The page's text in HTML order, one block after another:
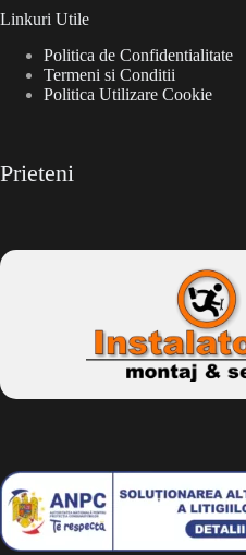
Linkuri Utile
Politica de Confidentialitate
Termeni si Conditii
Politica Utilizare Cookie
Prieteni